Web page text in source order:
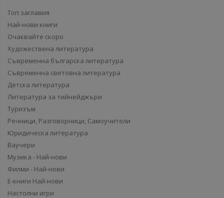
Топ заглавия
Най-нови книги
Очаквайте скоро
Художествена литература
Съвременна българска литература
Съвременна световна литература
Детска литература
Литература за тийнейджъри
Туризъм
Речници, Разговорници, Самоучители
Юридическа литература
Ваучери
Музика - Най-нови
Филми - Най-нови
Е-книги Най-нови
Настолни игри